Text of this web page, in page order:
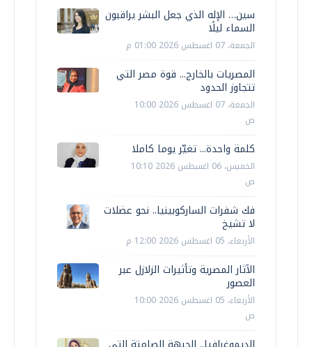
سين… الإله الذي جعل البشر يراقبون
السماء ليلًا
الجمعة، 07 اغسطس 2026 01:00 م
المصريات بالخارج... قوة مصر التي
تتجاوز الحدود
الجمعة، 07 اغسطس 2026 10:00
ص
كلمة واحدة... تغيّر يوما كاملا
الخميس، 06 اغسطس 2026 10:10
ص
فك شفرات الساركوبينيا.. نحو عضلات
لا تشيخ
الأربعاء، 05 اغسطس 2026 12:00 م
الآثار المصرية وتأثيرات الزلازل عبر
العصور
الأربعاء، 05 اغسطس 2026 10:00
ص